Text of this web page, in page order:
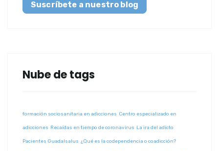
Suscríbete a nuestro blog
Nube de tags
formación sociosanitaria en adicciones Centro especializado en
adicciones Recaídas en tiempo de coronavirus La ira del adicto
Pacientes Guadalsalus ¿Qué es la codependencia o coadicción?